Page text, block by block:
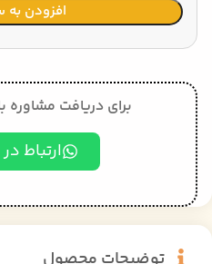
افزودن به
برای دریافت مشاوره
ارتباط